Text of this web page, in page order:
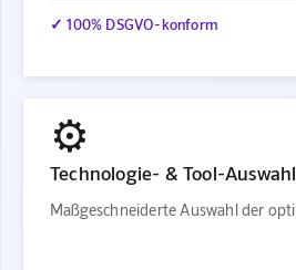
✓ 100% DSGVO-konform
⚙️
Technologie- & Tool-Auswahl
Maßgeschneiderte Auswahl der